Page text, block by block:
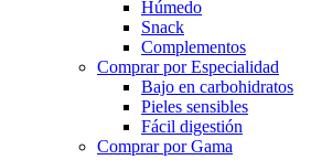
Húmedo
Snack
Complementos
Comprar por Especialidad
Bajo en carbohidratos
Pieles sensibles
Fácil digestión
Comprar por Gama